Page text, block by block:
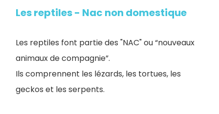
Les reptiles - Nac non domestique
Les reptiles font partie des "NAC" ou “nouveaux
animaux de compagnie”.
Ils comprennent les lézards, les tortues, les
geckos et les serpents.